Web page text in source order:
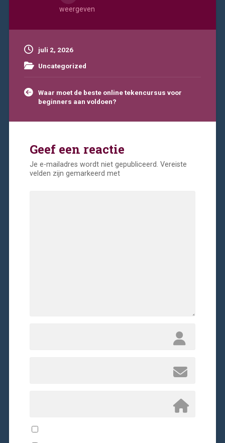
weergeven
juli 2, 2026
Uncategorized
Bericht
navigatie
Waar moet de beste online tekencursus voor
beginners aan voldoen?
Geef een reactie
Je e-mailadres wordt niet gepubliceerd. Vereiste
velden zijn gemarkeerd met